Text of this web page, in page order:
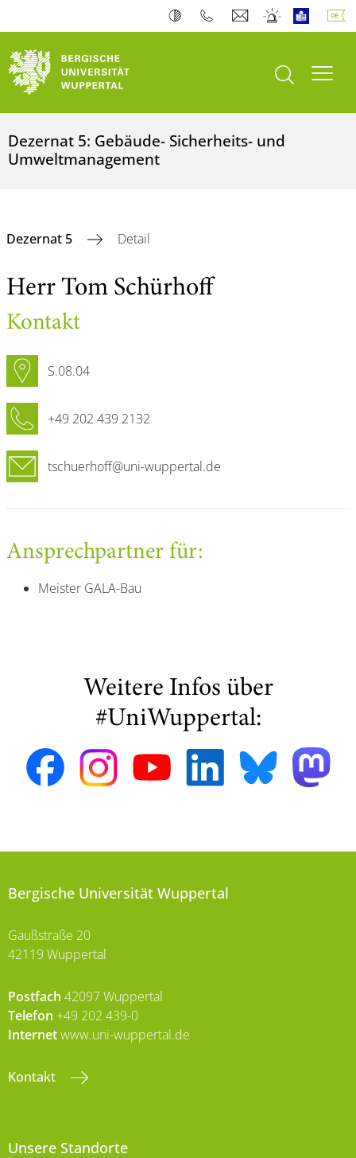
Suche öffnen
Dezernat 5: Gebäude- Sicherheits- und
Umweltmanagement
Dezernat 5 Detail
Herr Tom Schürhoff
Kontakt
S.08.04
+49 202 439 2132
tschuerhoff@uni-wuppertal.de
Ansprechpartner für:
Meister GALA-Bau
Weitere Infos über
#UniWuppertal:
Bergische Universität Wuppertal
Gaußstraße 20
42119 Wuppertal
Postfach 42097 Wuppertal
Telefon +49 202 439-0
Internetwww.uni-wuppertal.de
Kontakt
Unsere Standorte